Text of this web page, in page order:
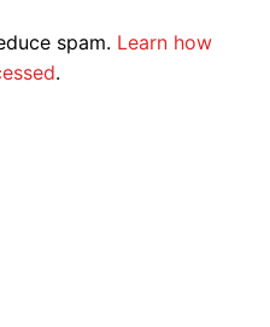
spam. Learn how
.